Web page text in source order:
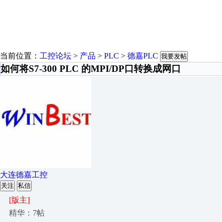
当前位置： 工控论坛 > 产品 > PLC > 德嘉PLC 我要发帖
如何将S7-300 PLC 的MPI/DP口转换成网口
大连德嘉工控
关注 私信
[版主]
精华：7帖